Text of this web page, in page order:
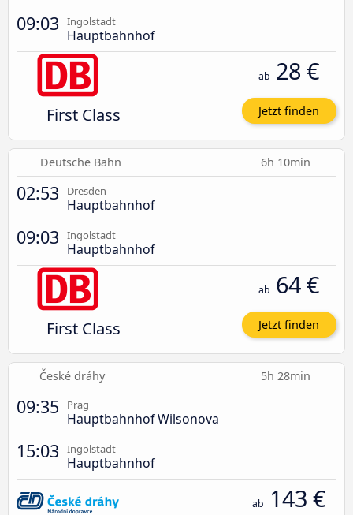
09:03 Ingolstadt
Hauptbahnhof
First Class
ab 28 €
Jetzt finden
Deutsche Bahn 6h 10min
02:53 Dresden
Hauptbahnhof
09:03 Ingolstadt
Hauptbahnhof
First Class
ab 64 €
Jetzt finden
České dráhy 5h 28min
09:35 Prag
Hauptbahnhof Wilsonova
15:03 Ingolstadt
Hauptbahnhof
ab 143 €